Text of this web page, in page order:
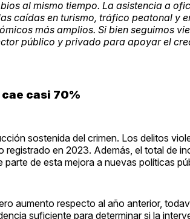
al mismo tiempo. La asistencia a
caídas en turismo, tráfico peatonal y
más amplios. Si bien seguimos
público y privado para apoyar el
casi 70%
sostenida del crimen. Los delitos
en 2023. Además, el total de
de esta mejora a nuevas políticas
aumento respecto al año anterior,
suficiente para determinar si la